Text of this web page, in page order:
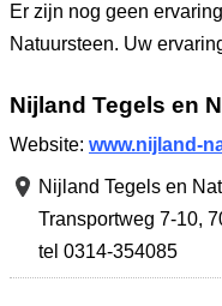
Er zijn nog geen
Natuursteen. Uw
Nijland Tegels en
Website: www.nijland-
Nijland Tegels en
Transportweg 7-10,
tel 0314-354085